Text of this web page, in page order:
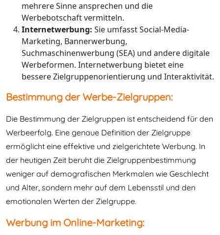
mehrere Sinne ansprechen und die
Werbebotschaft vermitteln.
Internetwerbung: Sie umfasst Social-Media-
Marketing, Bannerwerbung,
Suchmaschinenwerbung (SEA) und andere digitale
Werbeformen. Internetwerbung bietet eine
bessere Zielgruppenorientierung und Interaktivität.
Bestimmung der Werbe-Zielgruppen:
Die Bestimmung der Zielgruppen ist entscheidend für den
Werbeerfolg. Eine genaue Definition der Zielgruppe
ermöglicht eine effektive und zielgerichtete Werbung. In
der heutigen Zeit beruht die Zielgruppenbestimmung
weniger auf demografischen Merkmalen wie Geschlecht
und Alter, sondern mehr auf dem Lebensstil und den
emotionalen Werten der Zielgruppe.
Werbung im Online-Marketing: